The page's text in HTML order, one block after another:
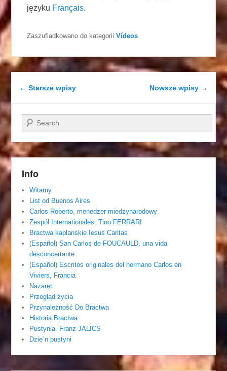
języku Français.
Zaszufladkowano do kategorii Vídeos
Nawigacja wpisu
← Starsze wpisy Nowsze wpisy →
Szukaj
Info
Witamy
List od Buenos Aires
Carlos Roberto, menedzer miedzynarodowy
Zespól Internationales. Tino FERRARI
Bractwa kaplanskie Iesus Caritas
(Español) San Carlos de FOUCAULD, una vida
desconcertante
(Español) Escritos originales del hermano Carlos en
Viviers, Francia
Nazaret
Przegląd życia
Przynależność Do Bractwa
Historia Bractwa
Pustynia. Franz JALICS
Dzie´n pustyni